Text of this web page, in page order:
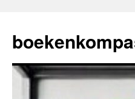
de
inhoud